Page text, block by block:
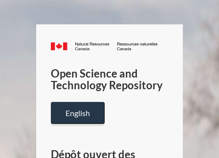
Canada.ca
/
Canada
Open Science and
Technology Repository
English
Dépôt ouvert des